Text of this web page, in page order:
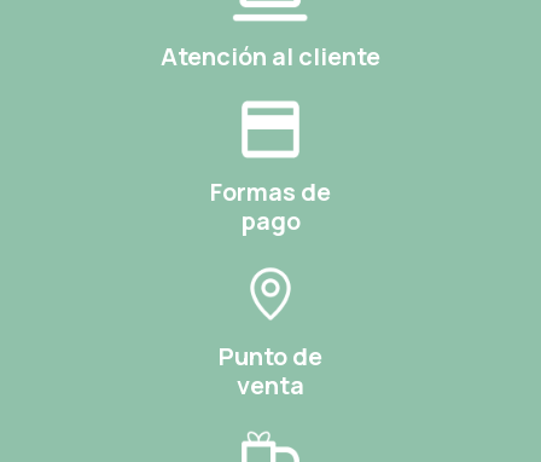
Atención al cliente
Formas de
pago
Punto de
venta